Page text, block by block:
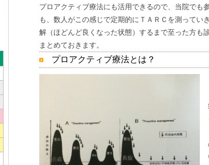
プロアクティブ療法にも活用できるので、当院でも
も、数人がこの感じで定期的にＴＡＲＣを測ってい
解（ほどんど良くなった状態）するまで至った方も
まとめておきます。
プロアクティブ療法とは？